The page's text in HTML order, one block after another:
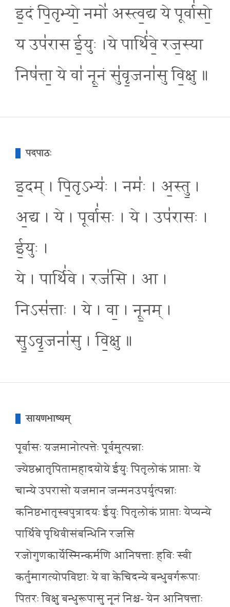
इ॒दं पि॒तृभ्यो॒ नमो॑ अस्त्व॒द्य ये पूर्वा॑सो॒
य उप॑रास ई॒युः ।ये पार्थि॑वे॒ रज॒स्या
निष॑त्ता॒ ये वा॑ नू॒नं सु॑वृ॒जना॑सु वि॒क्षु ॥
पदपाठः
इ॒दम् । पि॒तृऽभ्यः॑ । नमः॑ । अ॒स्तु॒ ।
अ॒द्य । ये । पूर्वा॑सः । ये । उप॑रासः ।
ई॒युः ।
ये । पार्थि॑वे । रज॑सि । आ ।
निऽस॑त्ताः । ये । वा॒ । नू॒नम् ।
सु॒ऽवृ॒जना॑सु । वि॒क्षु ॥
सायणभाष्यम्
पूर्वासः यजमानोत्पत्तेः पूर्वमुत्पन्नाः
ज्येष्ठभ्रातृपितामहादयोये ईयुः पितृलोकं प्राप्ताः ये
चान्ये उपरासो यजमान जन्मनउपर्युत्पन्नाः
कनिष्ठभातृस्वपुत्रादयः ईयुः पितृलोकं प्राप्ताः येप्यन्ये
पार्थिवे पृथिवीसंबन्धिनि रजसि
रजोगुणकार्येस्मिन्कर्मणि आनिषत्ताः हविः स्वी
कर्तुमागत्योपविष्टाः ये वा केचिदन्ये बन्धुवर्गरूपाः
पितरः विक्षु बन्धुरूपासु नूनं निश्च- येन आनिषत्ताः